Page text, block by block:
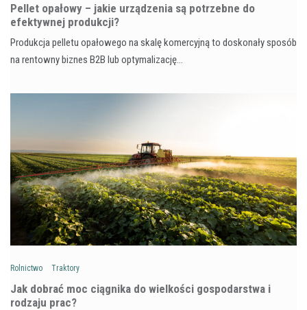
Pellet opałowy – jakie urządzenia są potrzebne do
efektywnej produkcji?
Produkcja pelletu opałowego na skalę komercyjną to doskonały sposób
na rentowny biznes B2B lub optymalizację…
Rolnictwo Traktory
Jak dobrać moc ciągnika do wielkości gospodarstwa i
rodzaju prac?